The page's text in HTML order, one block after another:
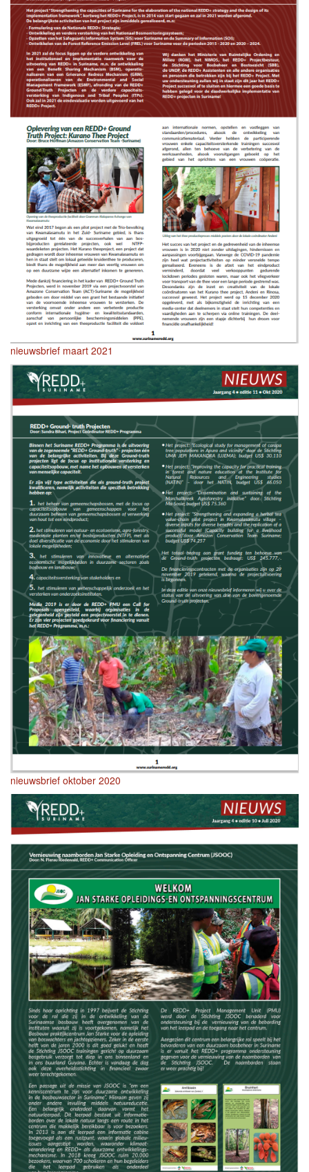
nieuwsbrief maart 2021
nieuwsbrief oktober 2020